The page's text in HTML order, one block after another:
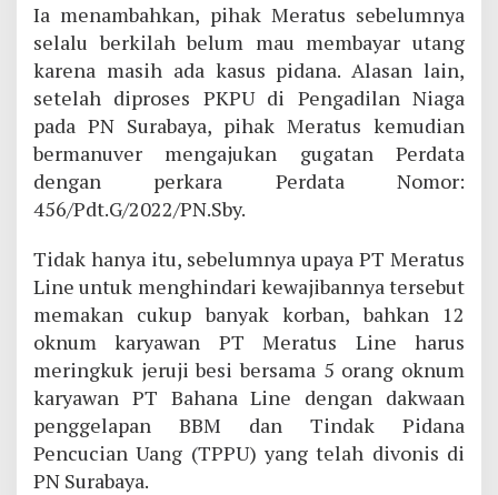
Ia menambahkan, pihak Meratus sebelumnya
selalu berkilah belum mau membayar utang
karena masih ada kasus pidana. Alasan lain,
setelah diproses PKPU di Pengadilan Niaga
pada PN Surabaya, pihak Meratus kemudian
bermanuver mengajukan gugatan Perdata
dengan perkara Perdata Nomor:
456/Pdt.G/2022/PN.Sby.
Tidak hanya itu, sebelumnya upaya PT Meratus
Line untuk menghindari kewajibannya tersebut
memakan cukup banyak korban, bahkan 12
oknum karyawan PT Meratus Line harus
meringkuk jeruji besi bersama 5 orang oknum
karyawan PT Bahana Line dengan dakwaan
penggelapan BBM dan Tindak Pidana
Pencucian Uang (TPPU) yang telah divonis di
PN Surabaya.